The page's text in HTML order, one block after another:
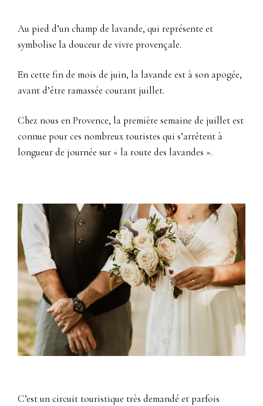
Au pied d’un champ de lavande, qui représente et
symbolise la douceur de vivre provençale.
En cette fin de mois de juin, la lavande est à son apogée,
avant d’être ramassée courant juillet.
Chez nous en Provence, la première semaine de juillet est
connue pour ces nombreux touristes qui s’arrêtent à
longueur de journée sur « la route des lavandes ».
C’est un circuit touristique très demandé et parfois